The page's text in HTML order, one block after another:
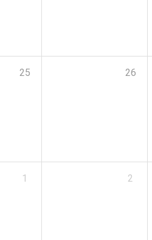
25 26
1 2